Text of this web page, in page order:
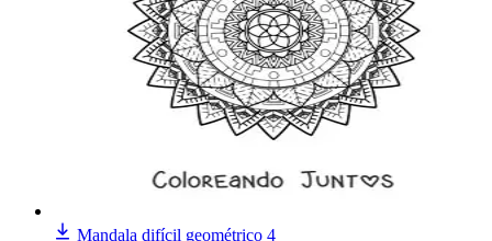
Mandala difícil geométrico 4